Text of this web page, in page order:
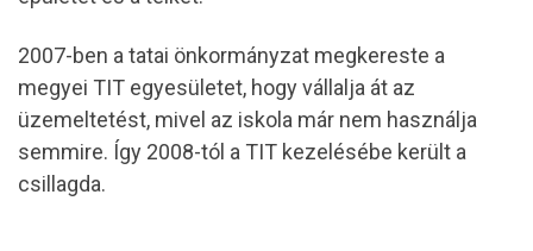
2007-ben a tatai önkormányzat megkereste a
megyei TIT egyesületet, hogy vállalja át az
üzemeltetést, mivel az iskola már nem használja
semmire. Így 2008-tól a TIT kezelésébe került a
csillagda.